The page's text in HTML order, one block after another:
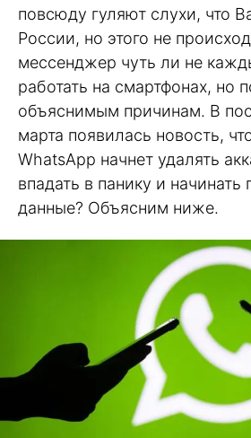
повсюду гуляют слухи, что
России, но этого не
мессенджер чуть ли не
работать на смартфонах, но
объяснимым причинам. В
марта появилась новость,
WhatsApp начнет удалять
впадать в панику и начинать
данные? Объясним ниже.